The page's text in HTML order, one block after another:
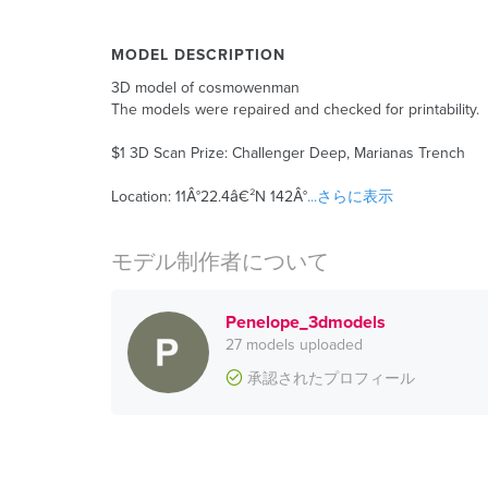
MODEL DESCRIPTION
3D model of cosmowenman
The models were repaired and checked for printability.
$1 3D Scan Prize: Challenger Deep, Marianas Trench
Location: 11Â°22.4â€²N 142Â°...さらに表示
モデル制作者について
Penelope_3dmodels
27 models uploaded
承認されたプロフィール